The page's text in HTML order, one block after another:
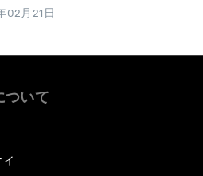
02月21日
ついて